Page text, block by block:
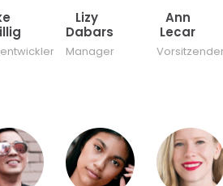
Lizy
Dabars
Manager
Ann
Lecar